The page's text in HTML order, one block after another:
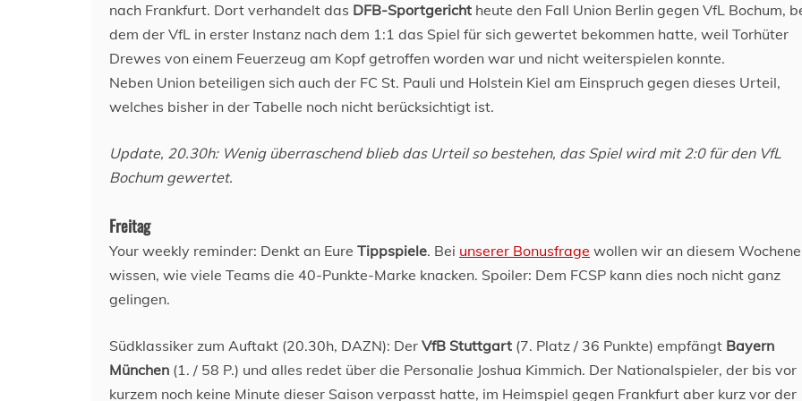
nach Frankfurt. Dort verhandelt das DFB-Sportgericht heute den Fall Union Berlin gegen VfL Bochum,
dem der VfL in erster Instanz nach dem 1:1 das Spiel für sich gewertet bekommen hatte, weil Torhüter
Drewes von einem Feuerzeug am Kopf getroffen worden war und nicht weiterspielen konnte.
Neben Union beteiligen sich auch der FC St. Pauli und Holstein Kiel am Einspruch gegen dieses Urteil,
welches bisher in der Tabelle noch nicht berücksichtigt ist.
Update, 20.30h: Wenig überraschend blieb das Urteil so bestehen, das Spiel wird mit 2:0 für den VfL
Bochum gewertet.
Freitag
Your weekly reminder: Denkt an Eure Tippspiele. Bei unserer Bonusfrage wollen wir an diesem
wissen, wie viele Teams die 40-Punkte-Marke knacken. Spoiler: Dem FCSP kann dies noch nicht ganz
gelingen.
Südklassiker zum Auftakt (20.30h, DAZN): Der VfB Stuttgart (7. Platz / 36 Punkte) empfängt Bayern
München (1. / 58 P.) und alles redet über die Personalie Joshua Kimmich. Der Nationalspieler, der bis vor
kurzem noch keine Minute dieser Saison verpasst hatte, im Heimspiel gegen Frankfurt aber kurz vor der